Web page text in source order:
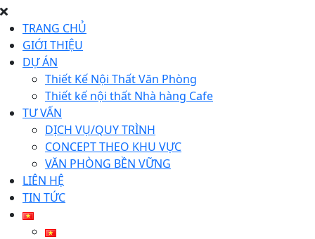
TRANG CHỦ
GIỚI THIỆU
DỰ ÁN
Thiết Kế Nội Thất Văn Phòng
Thiết kế nội thất Nhà hàng Cafe
TƯ VẤN
DỊCH VỤ/QUY TRÌNH
CONCEPT THEO KHU VỰC
VĂN PHÒNG BỀN VỮNG
LIÊN HỆ
TIN TỨC